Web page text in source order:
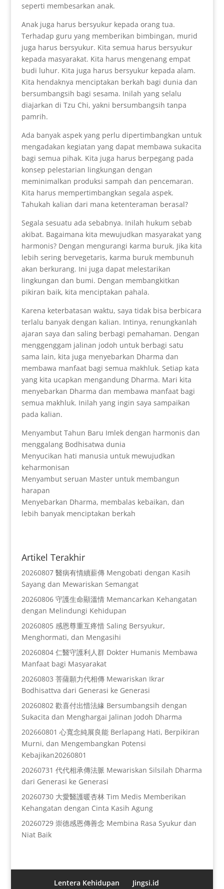
seperti membesarkan anak.
Anak juga harus bersyukur kepada orang tua.
Terhadap guru yang memberikan bimbingan, murid
juga harus bersyukur. Kita semua harus bersyukur
kepada masyarakat. Kita harus mengenang empat
budi luhur. Kita juga harus bersyukur kepada alam.
Kita hendaknya menciptakan berkah bagi dunia dan
bersumbangsih bagi sesama. Inilah yang selalu
diajarkan di Tzu Chi, yakni bersumbangsih tanpa
pamrih.
Ada banyak aspek yang perlu dipertimbangkan untuk
mengadakan kegiatan yang dapat membawa sukacita
bagi semua pihak. Kita juga harus berpegang pada
konsep pelestarian lingkungan dengan
meminimalkan produksi sampah dan pencemaran.
Kita harus mempertimbangkan segala aspek.
Tahukah kalian dari mana ketenteraman berasal?
Segala sesuatu ada sebabnya. Inilah hukum sebab
akibat. Bagaimana kita mewujudkan masyarakat yang
harmonis? Dengan mengurangi karma buruk. Jika kita
lebih sering bervegetaris, karma buruk membunuh
akan berkurang. Ini juga dapat melestarikan
lingkungan dan bumi. Dengan membangkitkan
pikiran baik, kita menciptakan pahala.
Karena keterbatasan waktu, saya tidak bisa berbicara
terlalu banyak dengan kalian. Intinya, renungkanlah
ajaran saya dan saling berbagi pemahaman. Dengan
menggenggam jalinan jodoh untuk berbagi satu
sama lain, kita juga menyebarkan Dharma dan
membawa manfaat bagi semua makhluk. Setiap kata
yang kita ucapkan mengandung Dharma. Mari kita
menyebarkan Dharma dan membawa manfaat bagi
semua makhluk. Inilah yang ingin saya sampaikan
pada kalian.
Menyambut Tahun Baru Imlek dengan harmonis dan
menggalang Bodhisatwa dunia
Menyucikan hati manusia untuk mewujudkan
keharmonisan
Menyambut seruan Master untuk membangun
harapan
Menyebarkan Dharma, membalas kebaikan, dan
lebih banyak menciptakan berkah
Artikel Terakhir
20260807 醫病有情續薪傳 Mengobati dengan Kasih
Sayang dan Mewariskan Semangat
20260806 守護生命顯溫情 Memancarkan Kehangatan
dengan Melindungi Kehidupan
20260805 感恩尊重互疼惜 Saling Bersyukur,
Menghormati, dan Mengasihi
20260804 仁醫守護利人群 Dokter Humanis Membawa
Manfaat bagi Masyarakat
20260803 菩薩願力代相傳 Mewariskan Ikrar
Bodhisattva dari Generasi ke Generasi
20260802 歡喜付出惜法緣 Bersumbangsih dengan
Sukacita dan Menghargai Jalinan Jodoh Dharma
202660801 心寬念純展良能 Berlapang Hati, Berpikiran
Murni, dan Mengembangkan Potensi
Kebajikan20260801
20260731 代代相承傳法脈 Mewariskan Silsilah Dharma
dari Generasi ke Generasi
20260730 大愛醫護暖杏林 Tim Medis Memberikan
Kehangatan dengan Cinta Kasih Agung
20260729 崇德感恩傳善念 Membina Rasa Syukur dan
Niat Baik
Lentera Kehidupan Jingsi.id